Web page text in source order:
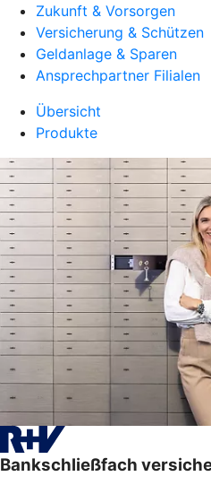
Zukunft & Vorsorgen
Versicherung & Schützen
Geldanlage & Sparen
Ansprechpartner Filialen
Übersicht
Produkte
Bankschließfach